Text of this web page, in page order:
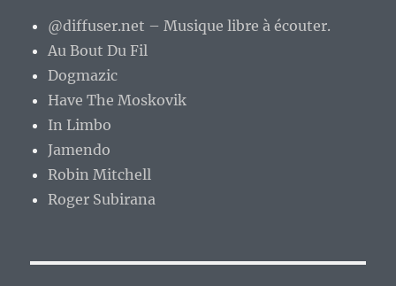
@diffuser.net – Musique libre à écouter.
Au Bout Du Fil
Dogmazic
Have The Moskovik
In Limbo
Jamendo
Robin Mitchell
Roger Subirana